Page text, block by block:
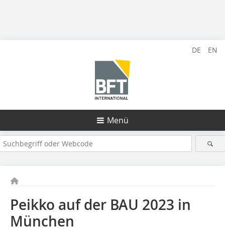
DE EN
Menü
Peikko auf der BAU 2023 in
München